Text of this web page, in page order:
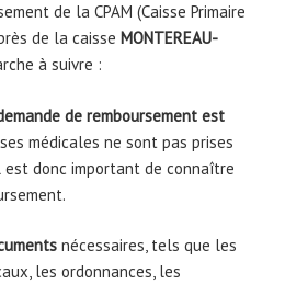
de la CPAM (Caisse Primaire
de la caisse MONTEREAU-
à suivre :
de remboursement est
médicales ne sont pas prises
est donc important de connaître
nécessaires, tels que les
les ordonnances, les